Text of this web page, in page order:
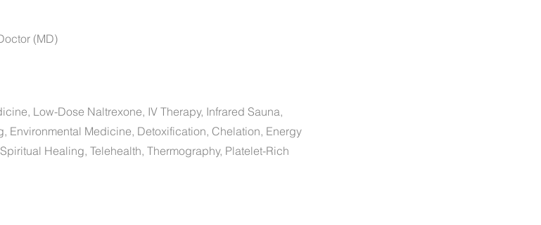
(MD)
Low-Dose Naltrexone, IV Therapy, Infrared Sauna,
Environmental Medicine, Detoxification, Chelation, Energy
Healing, Telehealth, Thermography, Platelet-Rich